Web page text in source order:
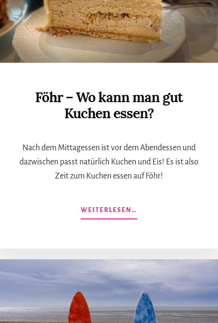
Föhr – Wo kann man gut
Kuchen essen?
Nach dem Mittagessen ist vor dem Abendessen und
dazwischen passt natürlich Kuchen und Eis! Es ist also
Zeit zum Kuchen essen auf Föhr!
WEITERLESEN…
–
ESSEN?